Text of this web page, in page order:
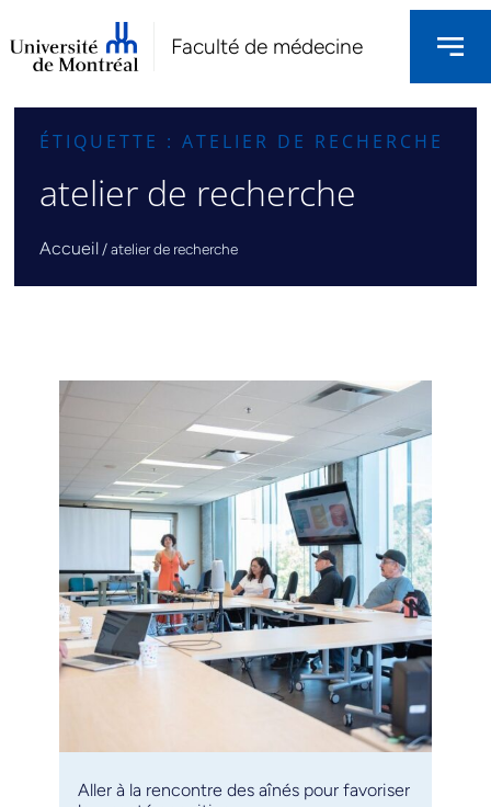
Faculté de médecine
ÉTIQUETTE : ATELIER DE RECHERCHE
atelier de recherche
Accueil /atelier de recherche
Aller à la rencontre des aînés pour favoriser